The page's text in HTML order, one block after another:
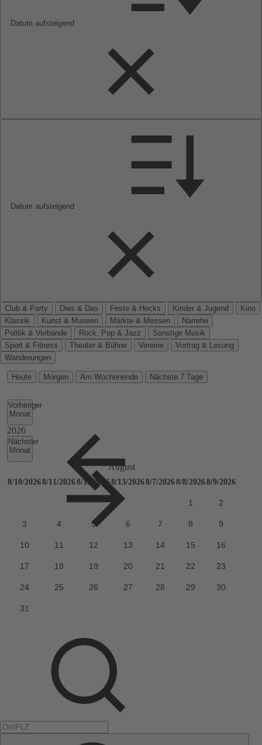
Datum aufsteigend
Datum aufsteigend
Club & Party Dies & Das Feste & Hocks Kinder & Jugend
Kino
Klassik
Kunst & Museen Märkte & Messen
Narretei
Politik & Verbände
Rock, Pop & Jazz
Sonstige Musik
Sport & Fitness
Theater & Bühne Vereine
Vortrag & Lesung
Wanderungen
Heute Morgen Am Wochenende Nächste 7 Tage
Vorheriger
Monat
Nächster
Monat